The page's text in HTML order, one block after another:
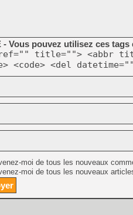
- Vous pouvez utilisez ces
title=""> <abbr
<code> <del
moi de tous les nouveaux
moi de tous les nouveaux